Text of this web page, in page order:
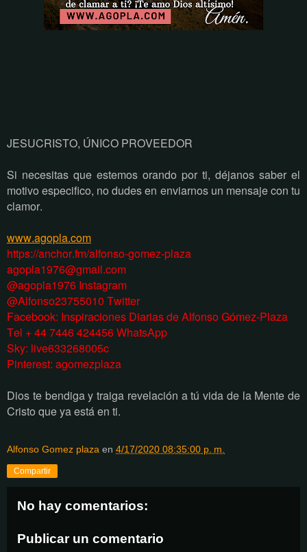
JESUCRISTO, ÚNICO PROVEEDOR
Si necesitas que estemos orando por ti, déjanos saber el
motivo especifico, no dudes en enviarnos un mensaje con tu
clamor.
www.agopla.com
https://anchor.fm/alfonso-gomez-plaza
agopla1976@gmail.com
@agopla1976 Instagram
@Alfonso23755010 Twitter
Facebook: Inspiraciones Diarias de Alfonso Gómez-Plaza
Tel + 44 7446 424456 WhatsApp
Sky: live633268005c
Pinterest: agomezplaza
Dios te bendiga y traiga revelación a tú vida de la Mente de
Cristo que ya está en ti.
Alfonso Gomez plaza en 4/17/2020 08:35:00 p. m.
Compartir
No hay comentarios:
Publicar un comentario